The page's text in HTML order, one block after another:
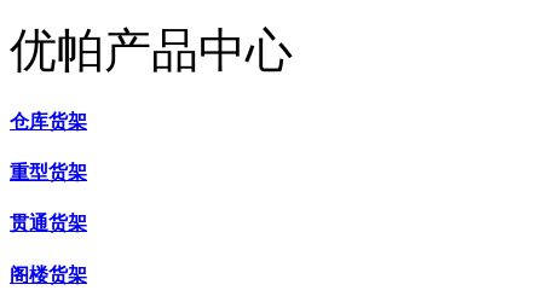
优帕产品中心
仓库货架
重型货架
贯通货架
阁楼货架